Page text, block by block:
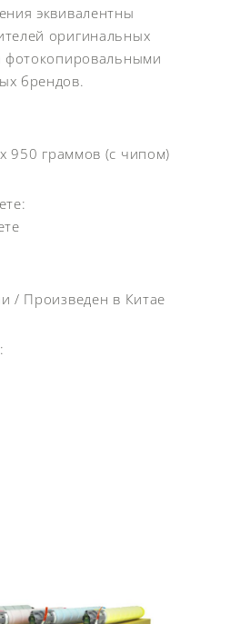
эквивалентны
оригинальных
фотокопировальными
брендов.
950 граммов (с чипом)
/ Произведен в Китае